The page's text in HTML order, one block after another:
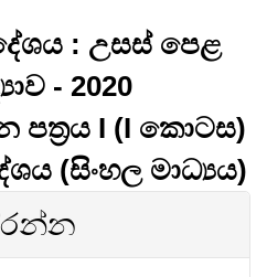
: උසස් පෙළ
- 2020
පත්‍රය I (I කොටස)
(සිංහල මාධ්‍යය)